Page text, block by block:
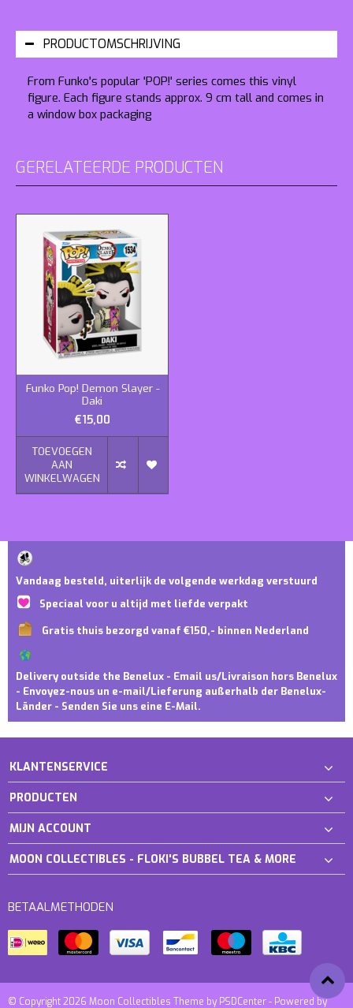
PRODUCTOMSCHRIJVING
From Funko's popular 'POP!' series comes this vinyl
figure. Each figure stands approx. 9 cm tall and comes in
a window box packaging
GERELATEERDE PRODUCTEN
Funko Pop! Demon Slayer -
Daki
€15,00
TOEVOEGEN
AAN
WINKELWAGEN
Vandaag besteld, uiterlijk de volgende werkdag verstuurd
Speciaal voor u altijd met liefde verpakt
Gratis thuis bezorgd vanaf €150,- binnen Nederland
Delivery outside the Benelux - Email us/Livraison hors Benelux
- Envoyez-nous un e-mail/Lieferung außerhalb der Benelux-
Länder - Senden Sie uns eine E-Mail.
KLANTENSERVICE
PRODUCTEN
MIJN ACCOUNT
MOON COLLECTIBLES - FLOKI'S BUBBEL TEA & MORE
BETAALMETHODEN
© Copyright 2026 Moon Collectibles Theme by PSDCenter- Powered by